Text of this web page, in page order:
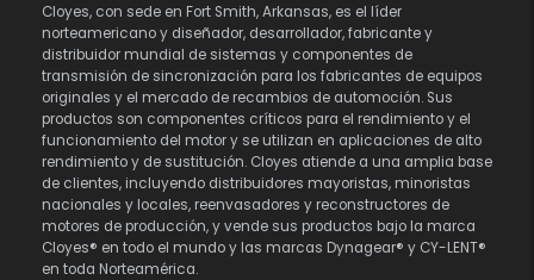
Cloyes, con sede en Fort Smith, Arkansas, es el líder
norteamericano y diseñador, desarrollador, fabricante y
distribuidor mundial de sistemas y componentes de
transmisión de sincronización para los fabricantes de equipos
originales y el mercado de recambios de automoción. Sus
productos son componentes críticos para el rendimiento y el
funcionamiento del motor y se utilizan en aplicaciones de alto
rendimiento y de sustitución. Cloyes atiende a una amplia base
de clientes, incluyendo distribuidores mayoristas, minoristas
nacionales y locales, reenvasadores y reconstructores de
motores de producción, y vende sus productos bajo la marca
Cloyes® en todo el mundo y las marcas Dynagear® y CY-LENT®
en toda Norteamérica.